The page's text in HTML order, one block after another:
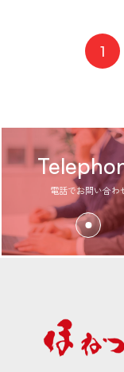
1
電話でお問い合わ